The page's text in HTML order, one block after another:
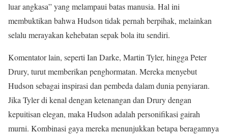
luar angkasa” yang melampaui batas manusia. Hal ini
membuktikan bahwa Hudson tidak pernah berpihak, melainkan
selalu merayakan kehebatan sepak bola itu sendiri.
Komentator lain, seperti Ian Darke, Martin Tyler, hingga Peter
Drury, turut memberikan penghormatan. Mereka menyebut
Hudson sebagai inspirasi dan pembeda dalam dunia penyiaran.
Jika Tyler di kenal dengan ketenangan dan Drury dengan
kepuitisan elegan, maka Hudson adalah personifikasi gairah
murni. Kombinasi gaya mereka menunjukkan betapa beragamnya